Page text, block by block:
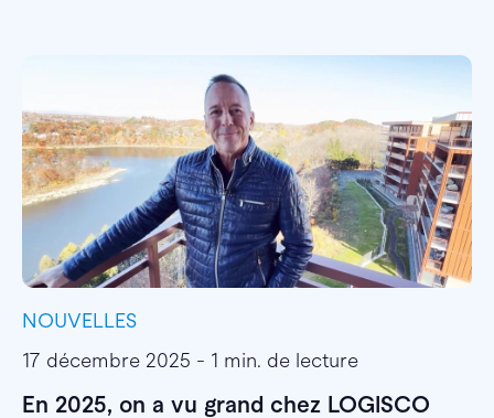
NOUVELLES
17 décembre 2025 - 1 min. de lecture
En 2025, on a vu grand chez LOGISCO